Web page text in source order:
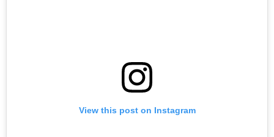
View this post on Instagram